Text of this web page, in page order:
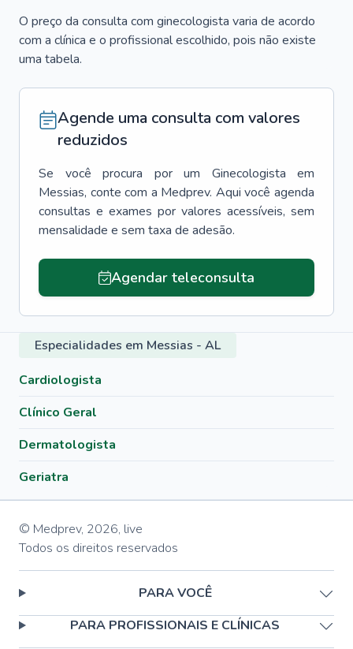
O preço da consulta com ginecologista varia de acordo
com a clínica e o profissional escolhido, pois não existe
uma tabela.
Agende uma consulta com valores
reduzidos
Se você procura por um Ginecologista
em
Messias, conte com a Medprev. Aqui você agenda
consultas e exames por valores acessíveis, sem
mensalidade e sem taxa de adesão.
Agendar teleconsulta
Especialidades em Messias - AL
Cardiologista
Clínico Geral
Dermatologista
Geriatra
© Medprev, 2026, live
Todos os direitos reservados
PARA VOCÊ
PARA PROFISSIONAIS E CLÍNICAS